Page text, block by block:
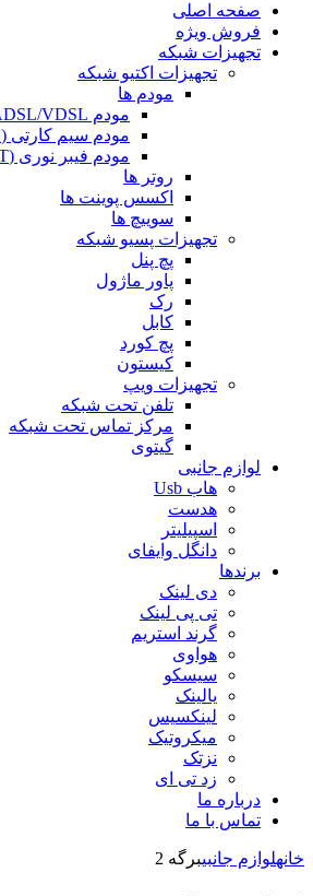
صفحه اصلی
فروش ویژه
تجهیزات شبکه
تجهیزات اکتیو شبکه
مودم ها
مودم ADSL/VDSL
مودم سیم کارتی (4G)
مودم فیبر نوری (ONT)
روتر ها
اکسس پوینت ها
سوییچ ها
تجهیزات پسیو شبکه
پچ پنل
پاور ماژول
رک
کابل
پچ کورد
کیستون
تجهیزات ویپ
تلفن تحت شبکه
مرکز تماس تحت شبکه
گیتوی
لوازم جانبی
هاب Usb
هدست
اسپیلیتر
دانگل وایفای
برندها
دی لینک
تی پی لینک
گرند استریم
هواوی
سیسکو
یالینک
لینکسیس
میکروتیک
نزتک
زد تی ای
درباره ما
تماس با ما
خانهلوازم جانبیبرگه 2